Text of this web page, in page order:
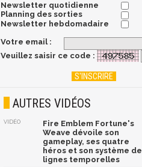
Newsletter quotidienne
Planning des sorties
Newsletter hebdomadaire
Votre email :
Veuillez saisir ce code :
AUTRES VIDÉOS
VIDÉO
Fire Emblem Fortune's
Weave dévoile son
gameplay, ses quatre
héros et son système de
lignes temporelles